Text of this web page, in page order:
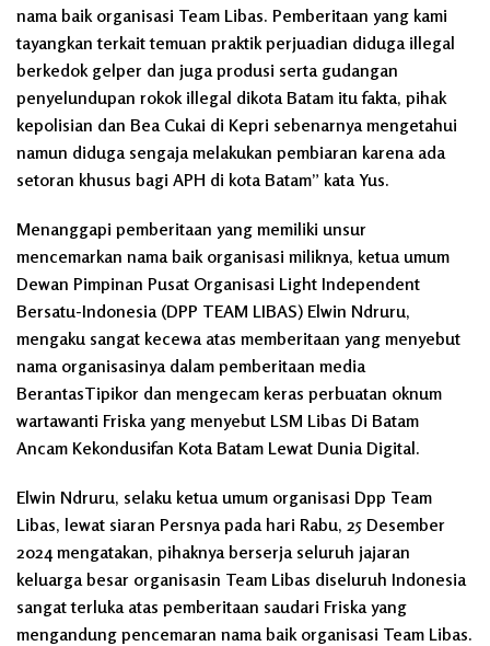
nama baik organisasi Team Libas. Pemberitaan yang kami
tayangkan terkait temuan praktik perjuadian diduga illegal
berkedok gelper dan juga produsi serta gudangan
penyelundupan rokok illegal dikota Batam itu fakta, pihak
kepolisian dan Bea Cukai di Kepri sebenarnya mengetahui
namun diduga sengaja melakukan pembiaran karena ada
setoran khusus bagi APH di kota Batam” kata Yus.
Menanggapi pemberitaan yang memiliki unsur
mencemarkan nama baik organisasi miliknya, ketua umum
Dewan Pimpinan Pusat Organisasi Light Independent
Bersatu-Indonesia (DPP TEAM LIBAS) Elwin Ndruru,
mengaku sangat kecewa atas memberitaan yang menyebut
nama organisasinya dalam pemberitaan media
BerantasTipikor dan mengecam keras perbuatan oknum
wartawanti Friska yang menyebut LSM Libas Di Batam
Ancam Kekondusifan Kota Batam Lewat Dunia Digital.
Elwin Ndruru, selaku ketua umum organisasi Dpp Team
Libas, lewat siaran Persnya pada hari Rabu, 25 Desember
2024 mengatakan, pihaknya berserja seluruh jajaran
keluarga besar organisasin Team Libas diseluruh Indonesia
sangat terluka atas pemberitaan saudari Friska yang
mengandung pencemaran nama baik organisasi Team Libas.